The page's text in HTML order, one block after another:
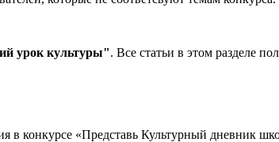
урок культуры". Все статьи в этом разделе
в конкурсе «Представь Культурный дневник